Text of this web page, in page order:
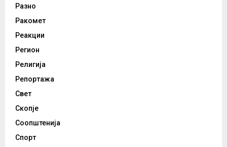
Разно
Ракомет
Реакции
Регион
Религија
Репортажа
Свет
Скопје
Соопштенија
Спорт